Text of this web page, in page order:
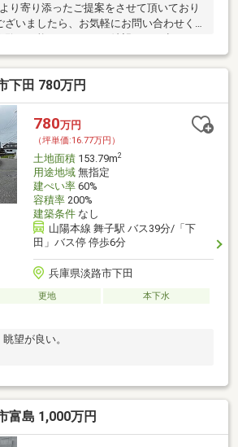
り寄り添ったご提案をさせて頂いており
ざいましたら、お気軽にお問い合わせくだ
下田 780万円
780万円
（坪単価:16.77万円）
土地面積153.79m2
用途地域無指定
建ぺい率60%
容積率200%
建築条件なし
山陽本線 舞子駅 バス39分/「下
田」バス停 停歩6分
兵庫県淡路市下田
更地
本下水
望が良い。
富島 1,000万円